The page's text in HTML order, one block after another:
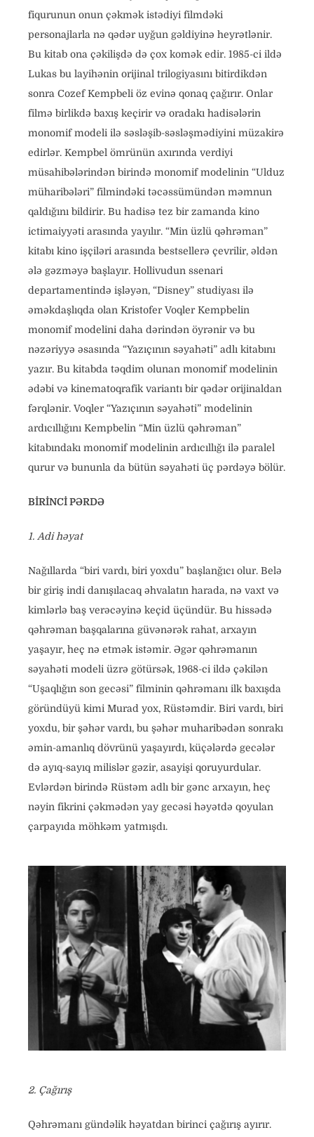
fiqurunun onun çəkmək istədiyi filmdəki
personajlarla nə qədər uyğun gəldiyinə heyrətlənir.
Bu kitab ona çəkilişdə də çox komək edir. 1985-ci ildə
Lukas bu layihənin orijinal trilogiyasını bitirdikdən
sonra Cozef Kempbeli öz evinə qonaq çağırır. Onlar
filmə birlikdə baxış keçirir və oradakı hadisələrin
monomif modeli ilə səsləşib-səsləşmədiyini müzakirə
edirlər. Kempbel ömrünün axırında verdiyi
müsahibələrindən birində monomif modelinin “Ulduz
müharibələri” filmindəki təcəssümündən məmnun
qaldığını bildirir. Bu hadisə tez bir zamanda kino
ictimaiyyəti arasında yayılır. “Min üzlü qəhrəman”
kitabı kino işçiləri arasında bestsellerə çevrilir, əldən
ələ gəzməyə başlayır. Hollivudun ssenari
departamentində işləyən, “Disney” studiyası ilə
əməkdaşlıqda olan Kristofer Voqler Kempbelin
monomif modelini daha dərindən öyrənir və bu
nəzəriyyə əsasında “Yazıçının səyahəti” adlı kitabını
yazır. Bu kitabda təqdim olunan monomif modelinin
ədəbi və kinematoqrafik variantı bir qədər orijinaldan
fərqlənir. Voqler “Yazıçının səyahəti” modelinin
ardıcıllığını Kempbelin “Min üzlü qəhrəman”
kitabındakı monomif modelinin ardıcıllığı ilə paralel
qurur və bununla da bütün səyahəti üç pərdəyə bölür.
BİRİNCİ PƏRDƏ
1. Adi həyat
Nağıllarda “biri vardı, biri yoxdu” başlanğıcı olur. Belə
bir giriş indi danışılacaq əhvalatın harada, nə vaxt və
kimlərlə baş verəcəyinə keçid üçündür. Bu hissədə
qəhrəman başqalarına güvənərək rahat, arxayın
yaşayır, heç nə etmək istəmir. Əgər qəhrəmanın
səyahəti modeli üzrə götürsək, 1968-ci ildə çəkilən
“Uşaqlığın son gecəsi” filminin qəhrəmanı ilk baxışda
göründüyü kimi Murad yox, Rüstəmdir. Biri vardı, biri
yoxdu, bir şəhər vardı, bu şəhər muharibədən sonrakı
əmin-amanlıq dövrünü yaşayırdı, küçələrdə gecələr
də ayıq-sayıq milislər gəzir, asayişi qoruyurdular.
Evlərdən birində Rüstəm adlı bir gənc arxayın, heç
nəyin fikrini çəkmədən yay gecəsi həyətdə qoyulan
çarpayıda möhkəm yatmışdı.
2. Çağırış
Qəhrəmanı gündəlik həyatdan birinci çağırış ayırır.